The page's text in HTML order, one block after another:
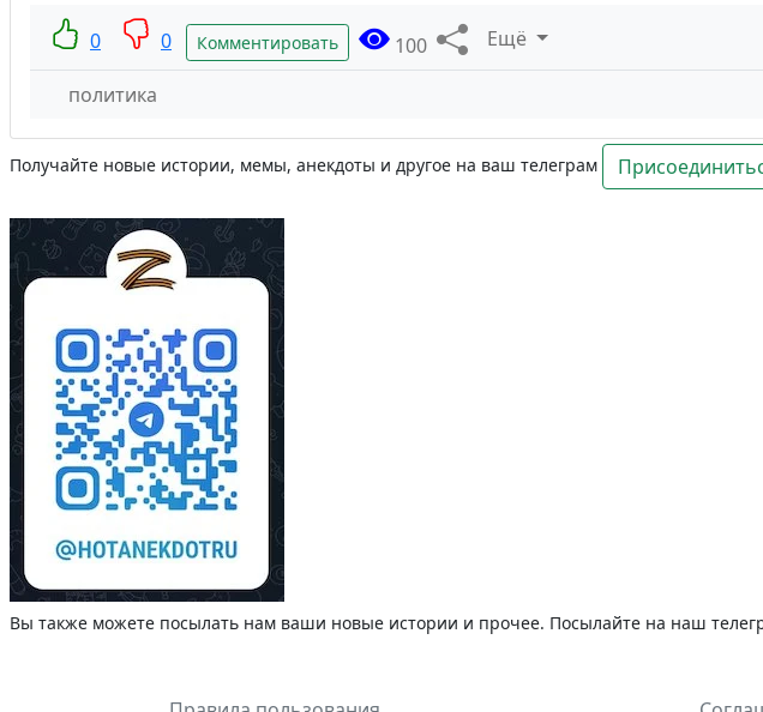
0 0 Комментировать 100 Ещё
политика
Получайте новые истории, мемы, анекдоты и другое на ваш телеграм
Вы также можете посылать нам ваши новые истории и прочее. Посылайте на наш